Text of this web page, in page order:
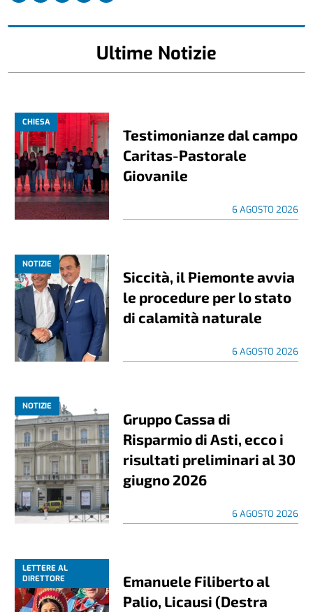
Ultime Notizie
CHIESA
Testimonianze dal campo
Caritas-Pastorale
Giovanile
6 AGOSTO 2026
NOTIZIE
Siccità, il Piemonte avvia
le procedure per lo stato
di calamità naturale
6 AGOSTO 2026
NOTIZIE
Gruppo Cassa di
Risparmio di Asti, ecco i
risultati preliminari al 30
giugno 2026
6 AGOSTO 2026
LETTERE AL
DIRETTORE
Emanuele Filiberto al
Palio, Licausi (Destra